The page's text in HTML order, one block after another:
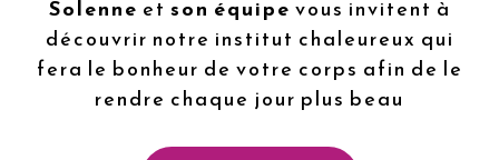
Votre centre de bien-être
situé à Niederhausbergen.